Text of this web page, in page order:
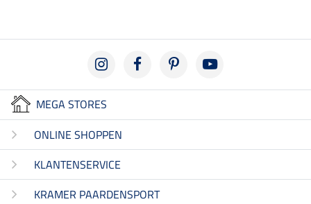
MEGA STORES
ONLINE SHOPPEN
KLANTENSERVICE
KRAMER PAARDENSPORT